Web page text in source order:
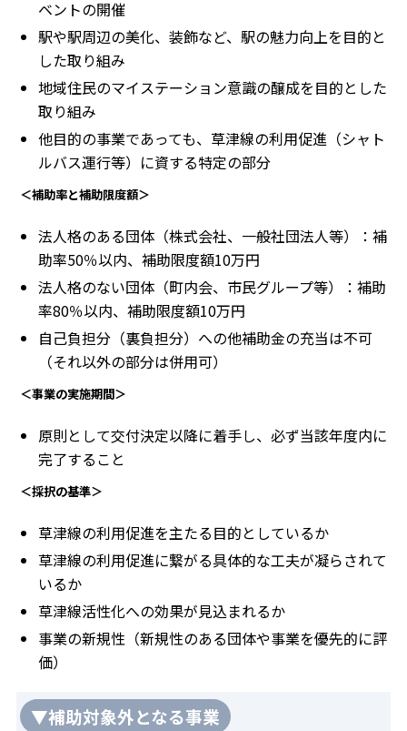
ベントの開催
駅や駅周辺の美化、装飾など、駅の魅力向上を目的と
した取り組み
地域住民のマイステーション意識の醸成を目的とした
取り組み
他目的の事業であっても、草津線の利用促進（シャト
ルバス運行等）に資する特定の部分
＜補助率と補助限度額＞
法人格のある団体（株式会社、一般社団法人等）：補
助率50％以内、補助限度額10万円
法人格のない団体（町内会、市民グループ等）：補助
率80％以内、補助限度額10万円
自己負担分（裏負担分）への他補助金の充当は不可
（それ以外の部分は併用可）
＜事業の実施期間＞
原則として交付決定以降に着手し、必ず当該年度内に
完了すること
＜採択の基準＞
草津線の利用促進を主たる目的としているか
草津線の利用促進に繋がる具体的な工夫が凝らされて
いるか
草津線活性化への効果が見込まれるか
事業の新規性（新規性のある団体や事業を優先的に評
価）
▼補助対象外となる事業